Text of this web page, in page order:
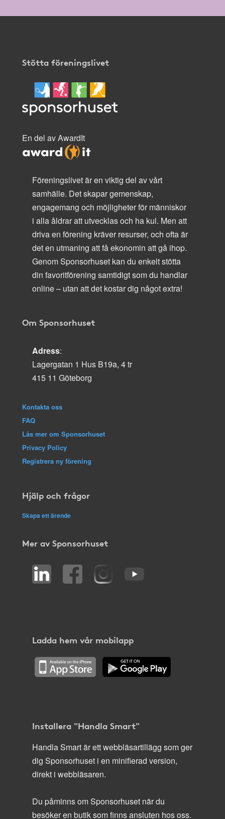
Stötta föreningslivet
En del av AwardIt
Föreningslivet är en viktig del av vårt
samhälle. Det skapar gemenskap,
engagemang och möjligheter för människor
i alla åldrar att utvecklas och ha kul. Men att
driva en förening kräver resurser, och ofta är
det en utmaning att få ekonomin att gå ihop.
Genom Sponsorhuset kan du enkelt stötta
din favoritförening samtidigt som du handlar
online – utan att det kostar dig något extra!
Om Sponsorhuset
Adress:
Lagergatan 1 Hus B19a, 4 tr
415 11 Göteborg
Kontakta oss
FAQ
Läs mer om Sponsorhuset
Privacy Policy
Registrera ny förening
Hjälp och frågor
Skapa ett ärende
Mer av Sponsorhuset
Ladda hem vår mobilapp
Installera "Handla Smart"
Handla Smart är ett webbläsartillägg som ger
dig Sponsorhuset i en minifierad version,
direkt i webbläsaren.
Du påminns om Sponsorhuset när du
besöker en butik som finns ansluten hos oss.